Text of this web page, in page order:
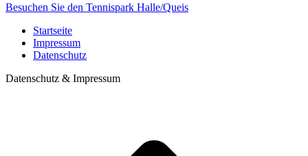
Besuchen Sie den Tennispark Halle/Queis
Startseite
Impressum
Datenschutz
Datenschutz & Impressum